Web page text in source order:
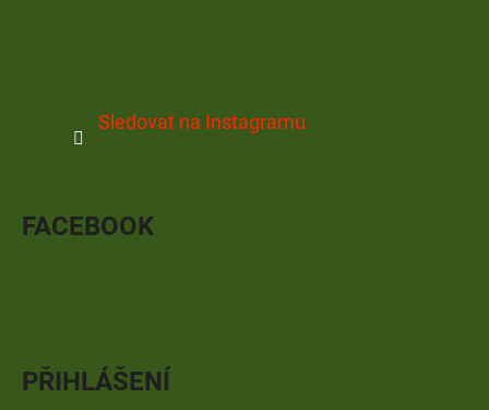
Sledovat na Instagramu
FACEBOOK
PŘIHLÁŠENÍ